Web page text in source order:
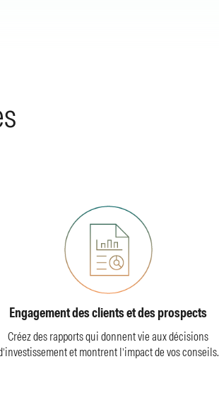
Engagement des clients et des prospects
Créez des rapports qui donnent vie aux décisions
et montrent l’impact de vos conseils.